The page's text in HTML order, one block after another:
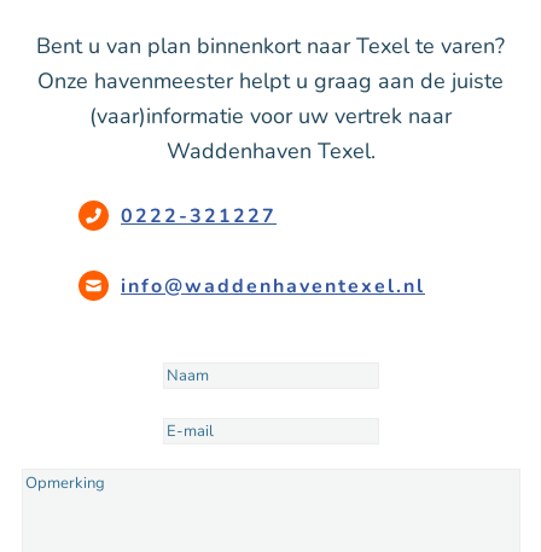
Bent u van plan binnenkort naar Texel te varen?
Onze havenmeester helpt u graag aan de juiste
(vaar)informatie voor uw vertrek naar
Waddenhaven Texel.
0222-321227
info@waddenhaventexel.nl